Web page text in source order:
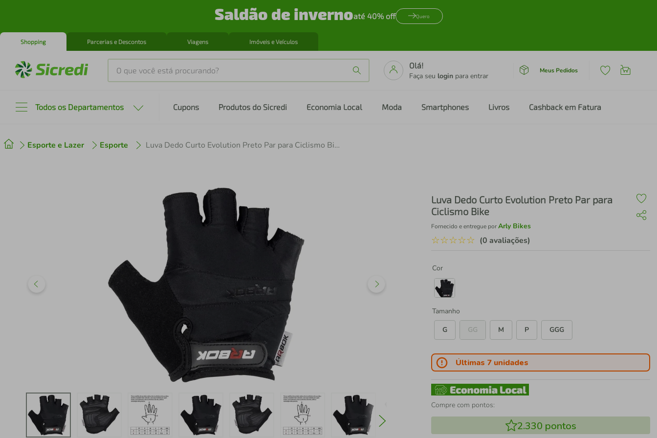
Saldão de invernoaté 40% off Quero
Shopping Parcerias e Descontos Viagens Imóveis e Veículos
O que você está procurando?
Olá!
Faça seu login para entrar
Meus Pedidos
Todos os Departamentos Cupons Produtos do Sicredi Economia Local Moda Smartphones Livros Cashback em Fatura
Esporte e Lazer Esporte Luva Dedo Curto Evolution Preto Par para Ciclismo Bike
Luva Dedo Curto Evolution Preto Par para
Ciclismo Bike
Fornecido e entregue porArly Bikes
☆☆☆☆☆ (0 avaliações)
Cor
Tamanho
G
GG M P GGG
Últimas 7 unidades
Compre com pontos:
2.330 pontos
2 º cafeteira